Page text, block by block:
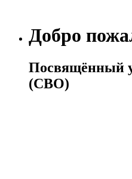
Добро
Посвящённый
(СВО)